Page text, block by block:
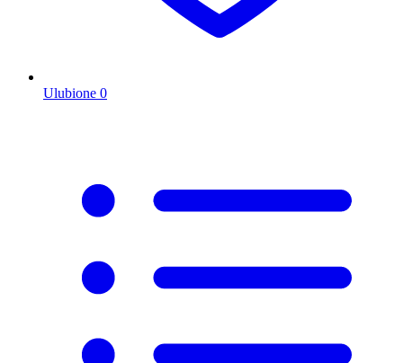
Ulubione 0